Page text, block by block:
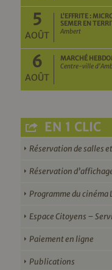
5
AOÛT
L’EFFRITE :
SEMER EN
Ambert
6
AOÛT
MARCHÉ
Centre-ville
EN 1 CLIC
Réservation de salles
Réservation
Programme du cinéma
Espace Citoyens –
Paiement en ligne
Publications